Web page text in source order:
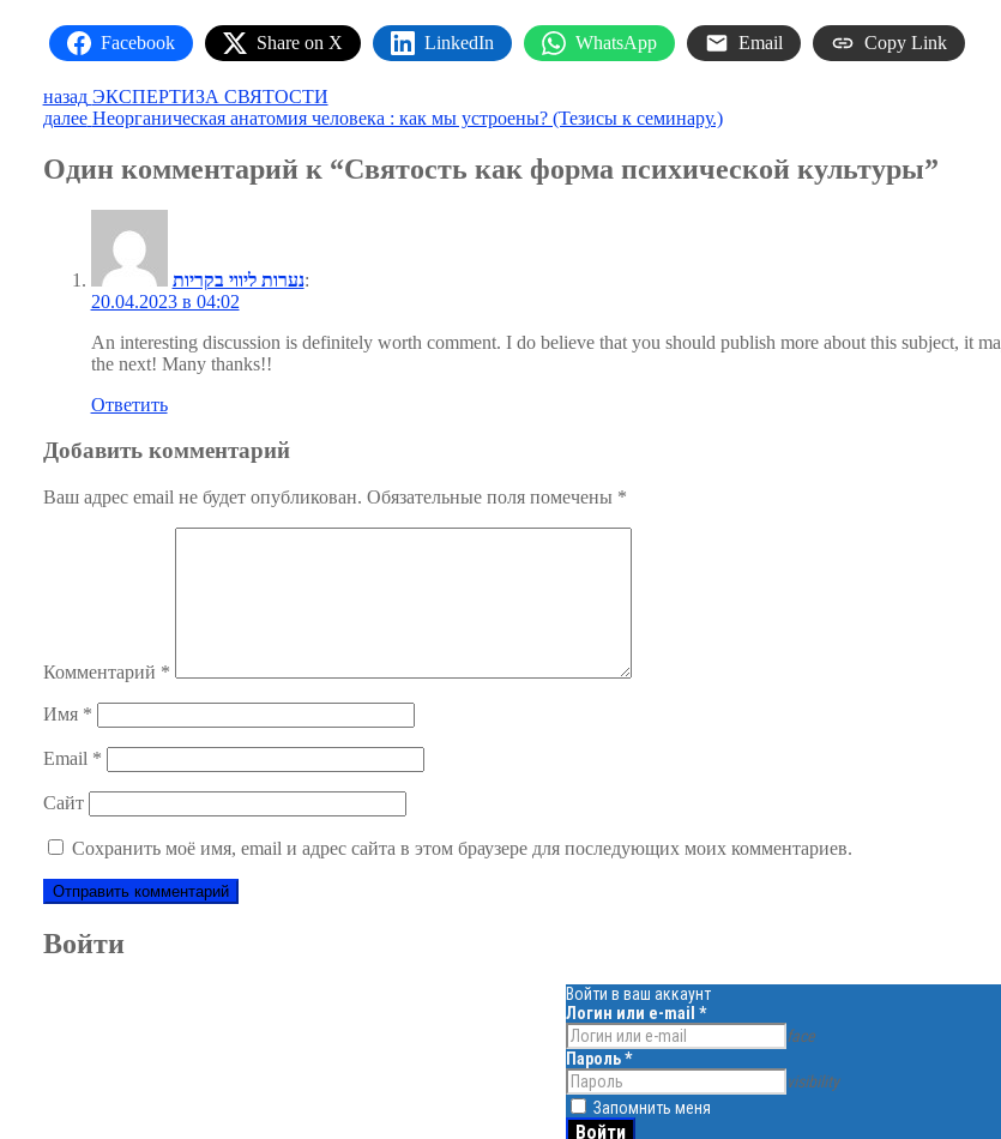
Facebook Share on X LinkedIn WhatsApp Email Copy Link
Навигация
по
записям
назад Предыдущая
запись:
ЭКСПЕРТИЗА СВЯТОСТИ
далее Следующая
Неорганическая анатомия человека : как мы устроены? (Тезисы к семинару.)
Один комментарий к “Святость как форма психической культуры”
נערות ליווי בקריות:
20.04.2023 в 04:02
An interesting discussion is definitely worth comment. I do believe that you should publish more about this subject, it
the next! Many thanks!!
Ответить
Добавить комментарий
Ваш адрес email не будет опубликован. Обязательные поля помечены *
Комментарий *
Имя *
Email *
Сайт
Сохранить моё имя, email и адрес сайта в этом браузере для последующих моих комментариев.
Войти
Войти в ваш аккаунт
Логин или e-mail *
face
Пароль*
visibility
Запомнить меня